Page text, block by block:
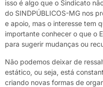
isso é algo que o Sindicato
do SINDPÚBLICOS-MG nos
e apoio, mas o interesse tem
importante conhecer o que o
para sugerir mudanças ou
Não podemos deixar de
estático, ou seja, está
criando novas formas de